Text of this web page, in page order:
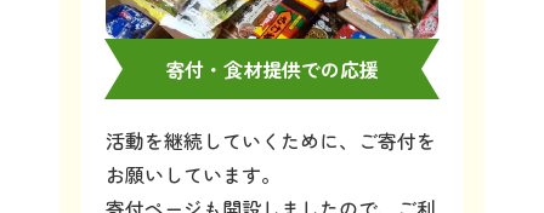
寄付・食材提供での応援
活動を継続していくために、ご寄付を
お願いしています。